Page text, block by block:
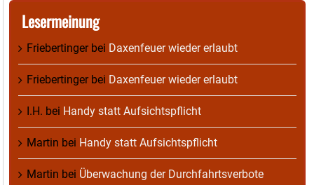
Lesermeinung
Friebertingerbei Daxenfeuer wieder erlaubt
Friebertingerbei Daxenfeuer wieder erlaubt
I.H. bei Handy statt Aufsichtspflicht
Martin bei Handy statt Aufsichtspflicht
Martin bei Überwachung der Durchfahrtsverbote